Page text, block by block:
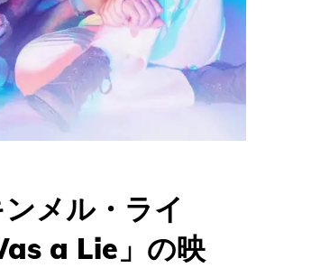
メル・ライ
a Lie」の映